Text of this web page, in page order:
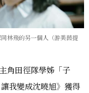
林飛的另一個人（游美茵提
角田徑隊學姊「子
我變成沈曉旭》獲得